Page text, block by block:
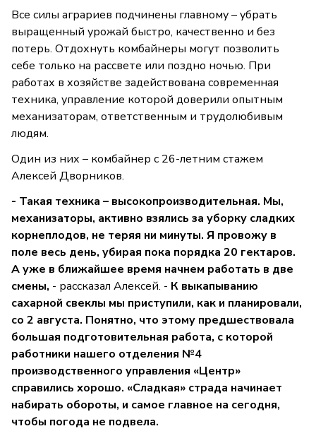
Все силы аграриев подчинены главному – убрать
выращенный урожай быстро, качественно и без
потерь. Отдохнуть комбайнеры могут позволить
себе только на рассвете или поздно ночью. При
работах в хозяйстве задействована современная
техника,​ управление которой доверили опытным
механизаторам, ответственным и трудолюбивым
людям.
Один из них – комбайнер с 26-летним стажем
Алексей Дворников.
- Такая техника – высокопроизводительная. Мы,
механизаторы, активно взялись за уборку сладких
корнеплодов, не теряя ни минуты. Я провожу в
поле весь день, убирая пока порядка 20 гектаров.
А уже в ближайшее время начнем работать в две
смены, - рассказал Алексей.​ -​ К выкапыванию
сахарной свеклы мы приступили, как и планировали,
со 2 августа.​ Понятно, что этому предшествовала
большая подготовительная работа, с которой
работники нашего отделения №4
производственного управления «Центр»
справились хорошо. «Сладкая» страда начинает
набирать обороты, и самое главное на сегодня,
чтобы погода не подвела.